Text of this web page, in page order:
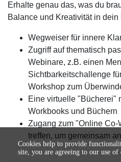
Erhalte genau das, was du
Balance und Kreativität in dein
Wegweiser für innere
Zugriff auf thematisch
Webinare, z.B. einen
Sichtbarkeitschallenge
Workshop zum
Eine virtuelle "Bücherei"
Workbooks und Büchern
Zugang zum "Online
treffen, um gemeinsam
Cookies help to provide
site, you are agreeing to our use of